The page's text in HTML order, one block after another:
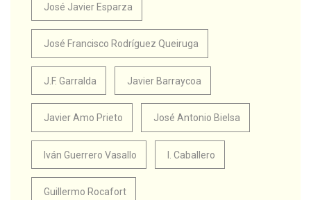
José Javier Esparza
José Francisco Rodríguez Queiruga
J.F. Garralda Javier Barraycoa
Javier Amo Prieto José Antonio Bielsa
Iván Guerrero Vasallo I. Caballero
Guillermo Rocafort